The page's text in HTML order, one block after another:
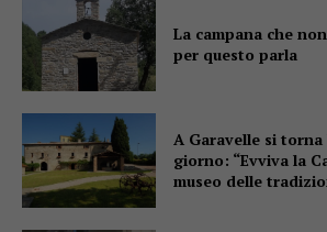
La campana che
per questo parla
A Garavelle si
giorno: “Evviva la
museo delle